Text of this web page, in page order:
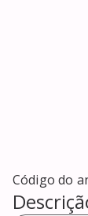
Código do